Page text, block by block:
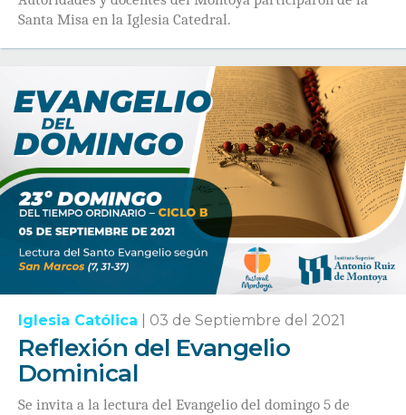
Santa Misa en la Iglesia Catedral.
Iglesia Católica 03 de Septiembre del 2021
Reflexión del Evangelio
Dominical
Se invita a la lectura del Evangelio del domingo 5 de